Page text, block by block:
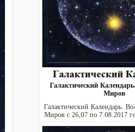
Галактический
Миров
Галактический Календарь.
Миров с 26,07 по 7.08.2017